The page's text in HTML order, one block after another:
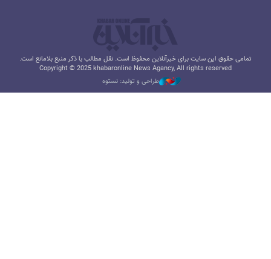
تمامی حقوق این سایت برای خبرآنلاین محفوظ است. نقل مطالب با ذکر منبع بلامانع است.
Copyright © 2025 khabaronline News Agancy, All rights reserved
طراحی و تولید: نستوه